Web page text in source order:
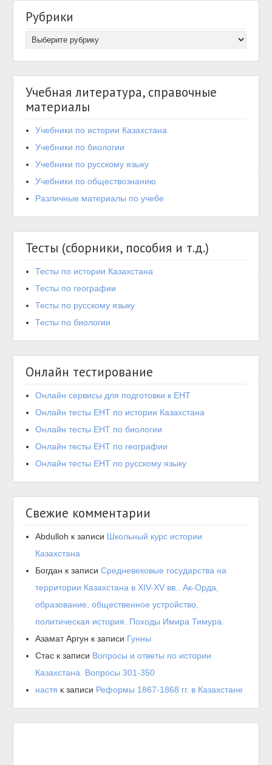
Рубрики
Учебная литература, справочные
материалы
Учебники по истории Казахстана
Учебники по биологии
Учебники по русскому языку
Учебники по обществознанию
Различные материалы по учебе
Тесты (сборники, пособия и т.д.)
Тесты по истории Казахстана
Тесты по географии
Тесты по русскому языку
Тесты по биологии
Онлайн тестирование
Онлайн сервисы для подготовки к ЕНТ
Онлайн тесты ЕНТ по истории Казахстана
Онлайн тесты ЕНТ по биологии
Онлайн тесты ЕНТ по географии
Онлайн тесты ЕНТ по русскому языку
Свежие комментарии
Abdulloh к записи Школьный курс истории
Казахстана
Богдан к записиСредневековые государства на
территории Казахстана в XIV-XV вв.. Ак-Орда,
образование, общественное устройство,
политическая история. Походы Имира Тимура.
Азамат Аргун к записи Гунны
Стас к записи Вопросы и ответы по истории
Казахстана. Вопросы 301-350
настя к записи Реформы 1867-1868 гг. в Казахстане